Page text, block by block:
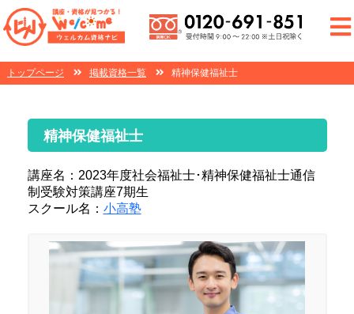
トップページ 掲載資格一覧 精神保健福祉士
精神保健福祉士
講座名：2023年度社会福祉士･精神保健福祉士通信
制受験対策講座7期生
スクール名： 小高塾